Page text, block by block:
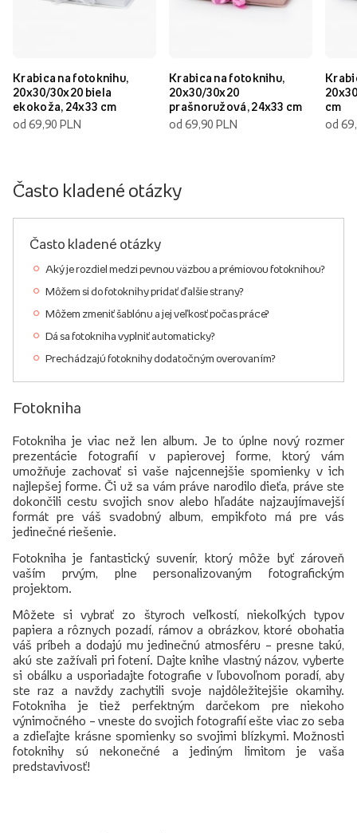
Krabica na fotoknihu,
20x30/30x20 biela
ekokoža, 24x33 cm
od 69,90 PLN
Krabica na fotoknihu,
20x30/30x20
prašnoružová, 24x33 cm
od 69,90 PLN
cm
od
Často kladené otázky
Často kladené otázky
Aký je rozdiel medzi pevnou väzbou a prémiovou fotoknihou?
Môžem si do fotoknihy pridať ďalšie strany?
Môžem zmeniť šablónu a jej veľkosť počas práce?
Dá sa fotokniha vyplniť automaticky?
Prechádzajú fotoknihy dodatočným overovaním?
Fotokniha
Fotokniha je viac než len album. Je to úplne nový rozmer
prezentácie fotografií v papierovej forme, ktorý vám
umožňuje zachovať si vaše najcennejšie spomienky v ich
najlepšej forme. Či už sa vám práve narodilo dieťa, práve ste
dokončili cestu svojich snov alebo hľadáte najzaujímavejší
formát pre váš svadobný album, empikfoto má pre vás
jedinečné riešenie.
Fotokniha je fantastický suvenír, ktorý môže byť zároveň
vaším prvým, plne personalizovaným fotografickým
projektom.
Môžete si vybrať zo štyroch veľkostí, niekoľkých typov
papiera a rôznych pozadí, rámov a obrázkov, ktoré obohatia
váš príbeh a dodajú mu jedinečnú atmosféru – presne takú,
akú ste zažívali pri fotení. Dajte knihe vlastný názov, vyberte
si obálku a usporiadajte fotografie v ľubovoľnom poradí, aby
ste raz a navždy zachytili svoje najdôležitejšie okamihy.
Fotokniha je tiež perfektným darčekom pre niekoho
výnimočného – vneste do svojich fotografií ešte viac zo seba
a zdieľajte krásne spomienky so svojimi blízkymi. Možnosti
fotoknihy sú nekonečné a jediným limitom je vaša
predstavivosť!